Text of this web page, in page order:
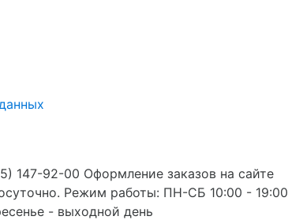
147-92-00 Оформление заказов на сайте
Режим работы: ПН-СБ 10:00 - 19:00
- выходной день